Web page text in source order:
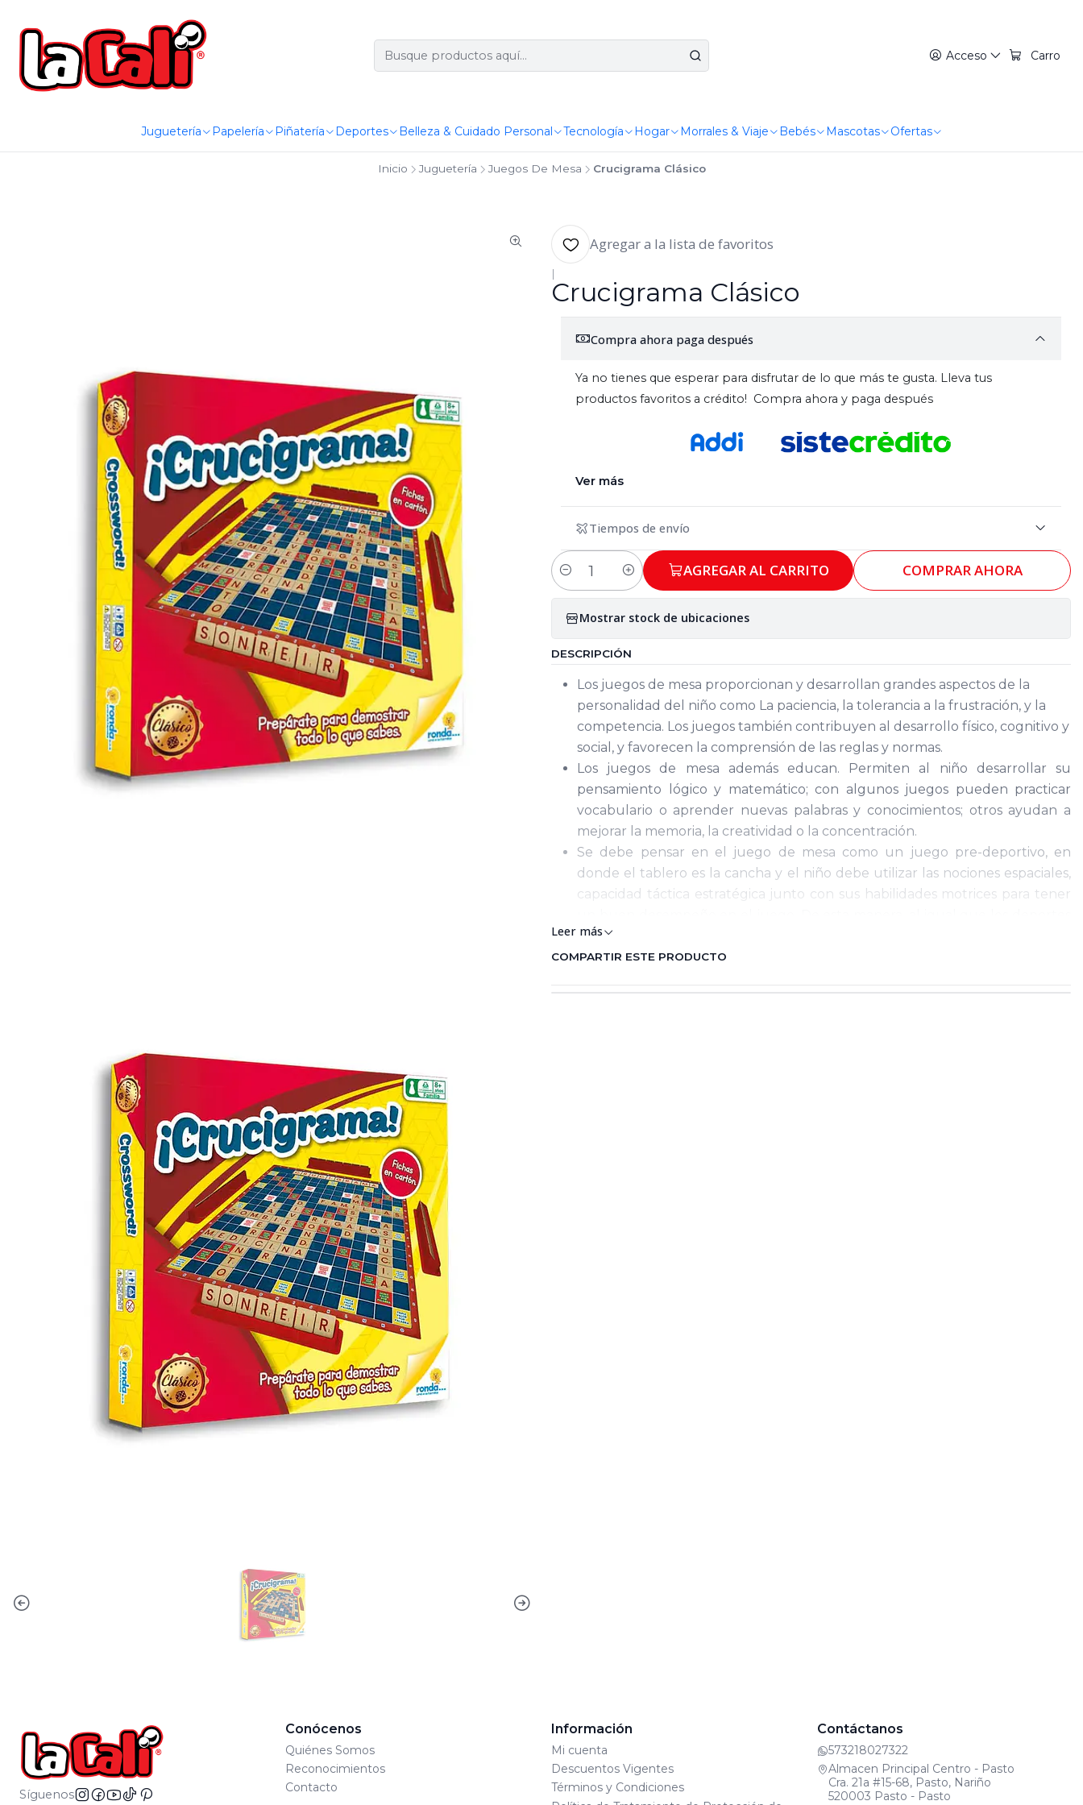
Acceso Carro
Juguetería Papelería Piñatería Deportes Belleza & Cuidado Personal Tecnología Hogar Morrales & Viaje Bebés Mascotas Ofertas
Inicio Juguetería Juegos De Mesa Crucigrama Clásico
Agregar a la lista de favoritos
|
Crucigrama Clásico
Compra ahora paga después
Ya no tienes que esperar para disfrutar de lo que más te gusta. Lleva tus
productos favoritos a crédito! Compra ahora y paga después
Ver más
Tiempos de envío
Cantidad AGREGAR AL CARRITO COMPRAR AHORA
Mostrar stock de ubicaciones
DESCRIPCIÓN
Los juegos de mesa proporcionan y desarrollan grandes aspectos de la
personalidad del niño como La paciencia, la tolerancia a la frustración, y la
competencia. Los juegos también contribuyen al desarrollo físico, cognitivo y
social, y favorecen la comprensión de las reglas y normas.
Los juegos de mesa además educan. Permiten al niño desarrollar su
pensamiento lógico y matemático; con algunos juegos pueden practicar
vocabulario o aprender nuevas palabras y conocimientos; otros ayudan a
mejorar la memoria, la creatividad o la concentración.
Se debe pensar en el juego de mesa como un juego pre-deportivo, en
donde el tablero es la cancha y el niño debe utilizar las nociones espaciales,
capacidad táctica estratégica junto con sus habilidades motrices para tener
los juegos de mesa ayudan a fomentar la salud psicológica.
Otro beneficio muy importante que proporcionan los juegos de mesa a los
participantes tienen la misma oportunidad independientemente de sus
Leer más
COMPARTIR ESTE PRODUCTO
Síguenos
Conócenos
Quiénes Somos
Reconocimientos
Contacto
Información
Mi cuenta
Descuentos Vigentes
Términos y Condiciones
Contáctanos
573218027322
Almacen Principal Centro - Pasto
Cra. 21a #15-68, Pasto, Nariño
520003 Pasto - Pasto